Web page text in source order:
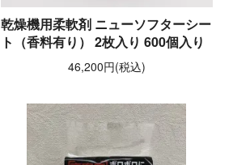
乾燥機用柔軟剤 ニューソフターシー
ト（香料有り） 2枚入り 600個入り
46,200円(税込)